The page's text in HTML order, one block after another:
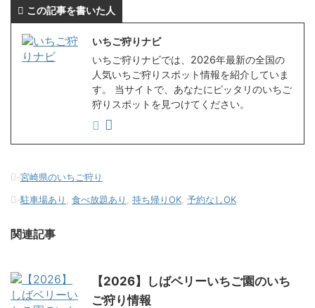
この記事を書いた人
いちご狩りナビ
いちご狩りナビでは、2026年最新の全国の
人気いちご狩りスポット情報を紹介していま
す。 当サイトで、あなたにピッタリのいちご
狩りスポットを見つけてください。
-宮崎県のいちご狩り
-駐車場あり 食べ放題あり 持ち帰りOK 予約なしOK
関連記事
【2026】しばベリーいちご園のいち
ご狩り情報